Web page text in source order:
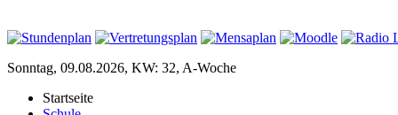
Sonntag, 09.08.2026, KW: 32, A-Woche
Startseite